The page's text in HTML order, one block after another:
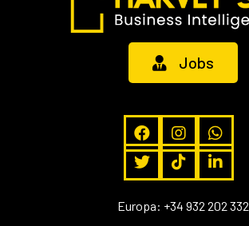
Jobs
Europa: +34 932 202 332